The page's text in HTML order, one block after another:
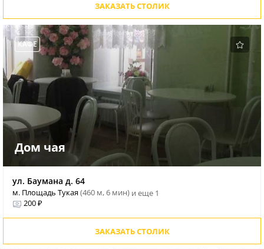
ЗАКАЗАТЬ СТОЛИК
КАФЕ
Дом чая
ул. Баумана д. 64
м. Площадь Тукая(460 м, 6 мин) и еще 1
200 ₽
ЗАКАЗАТЬ СТОЛИК